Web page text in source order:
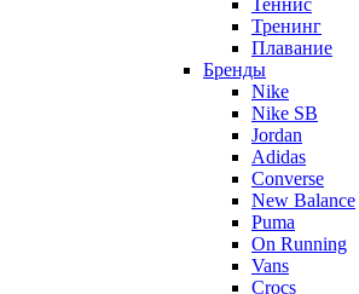
Тренинг
Плавание
Бренды
Nike
Nike SB
Jordan
Adidas
Converse
New Balance
Puma
On Running
Vans
Crocs